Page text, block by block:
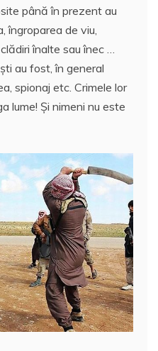
până în prezent au
îngroparea de viu,
înalte sau înec …
au fost, în general
spionaj etc. Crimele lor
lume! Și nimeni nu este